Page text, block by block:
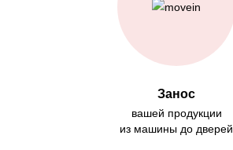
Занос
вашей продукции
из машины до дверей